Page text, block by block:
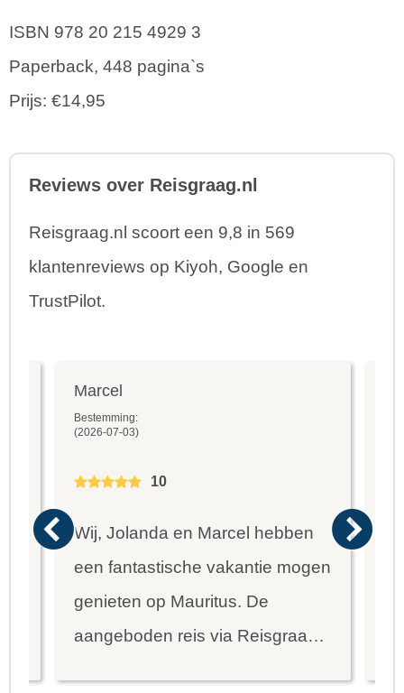
ISBN 978 20 215 4929 3
Paperback, 448 pagina`s
Prijs: €14,95
Reviews over Reisgraag.nl
Reisgraag.nl scoort een 9,8 in 569
klantenreviews op Kiyoh, Google en
TrustPilot.
Marcel
Bestemming:
(2026-07-03)
10
Wij, Jolanda en Marcel hebben
een fantastische vakantie mogen
genieten op Mauritus. De
aangeboden reis via Reisgraag